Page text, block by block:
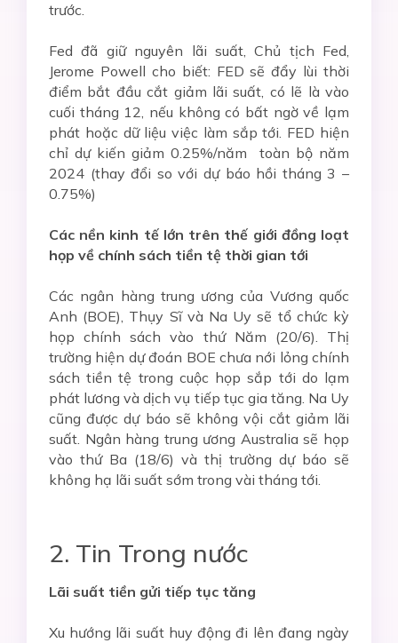
trước.
Fed đã giữ nguyên lãi suất, Chủ tịch Fed,
Jerome Powell cho biết: FED sẽ đẩy lùi thời
điểm bắt đầu cắt giảm lãi suất, có lẽ là vào
cuối tháng 12, nếu không có bất ngờ về lạm
phát hoặc dữ liệu việc làm sắp tới. FED hiện
chỉ dự kiến giảm 0.25%/năm toàn bộ năm
2024 (thay đổi so với dự báo hồi tháng 3 –
0.75%)
Các nền kinh tế lớn trên thế giới đồng loạt
họp về chính sách tiền tệ thời gian tới
Các ngân hàng trung ương của Vương quốc
Anh (BOE), Thụy Sĩ và Na Uy sẽ tổ chức kỳ
họp chính sách vào thứ Năm (20/6). Thị
trường hiện dự đoán BOE chưa nới lỏng chính
sách tiền tệ trong cuộc họp sắp tới do lạm
phát lương và dịch vụ tiếp tục gia tăng. Na Uy
cũng được dự báo sẽ không vội cắt giảm lãi
suất. Ngân hàng trung ương Australia sẽ họp
vào thứ Ba (18/6) và thị trường dự báo sẽ
không hạ lãi suất sớm trong vài tháng tới.
2. Tin Trong nước
Lãi suất tiền gửi tiếp tục tăng
Xu hướng lãi suất huy động đi lên đang ngày